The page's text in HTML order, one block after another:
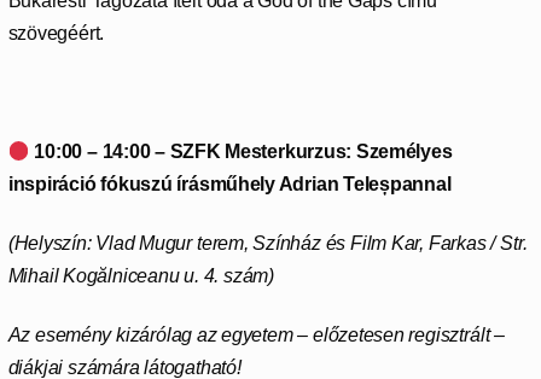
szövegéért.
10:00 – 14:00 – SZFK Mesterkurzus: Személyes
inspiráció fókuszú írásműhely Adrian Teleșpannal
(Helyszín: Vlad Mugur terem, Színház és Film Kar, Farkas / Str.
Mihail Kogălniceanu u. 4. szám)
Az esemény kizárólag az egyetem – előzetesen regisztrált –
diákjai számára látogatható!